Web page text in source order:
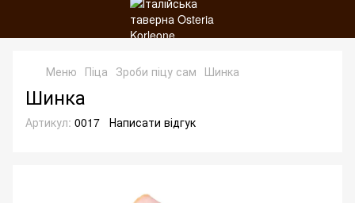
Меню Піца Зроби піцу сам Шинка
Шинка
Артикул: 0017 Написати відгук